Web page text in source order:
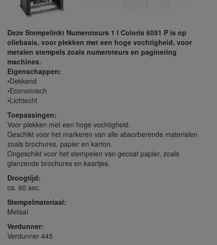
Deze Stempelinkt Numeroteurs 1 l Coloris 6051 P is op
oliebasis, voor plekken met een hoge vochtigheid, voor
metalen stempels zoals numeroteurs en paginering
machines.
Eigenschappen:
•Dekkend
•Economisch
•Lichtecht
Toepassingen:
Voor plekken met een hoge vochtigheid.
Geschikt voor het markeren van alle absorberende materialen
zoals brochures, papier en karton.
Ongeschikt voor het stempelen van gecoat papier, zoals
glanzende brochures en kaartjes.
Droogtijd:
ca. 60 sec.
Stempelmateriaal:
Metaal
Verdunner:
Verdunner 445